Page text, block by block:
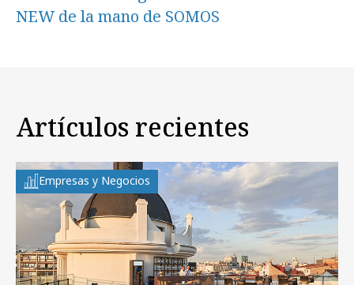
NEW de la mano de SOMOS
Artículos recientes
Empresas y Negocios